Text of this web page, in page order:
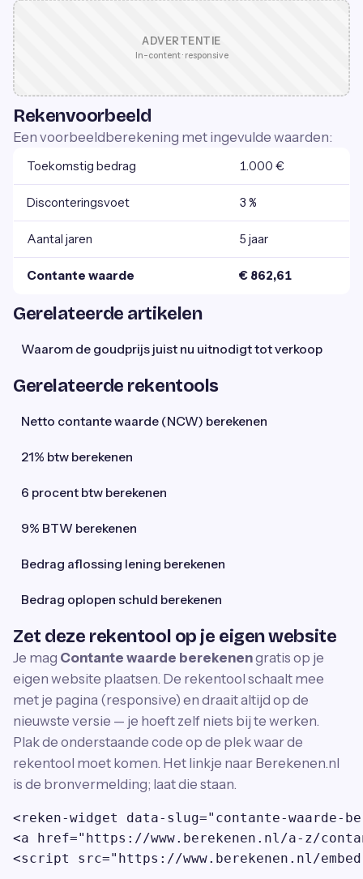
ADVERTENTIE
In-content · responsive
Rekenvoorbeeld
Een voorbeeldberekening met ingevulde waarden:
Toekomstig bedrag 1.000 €
Disconteringsvoet 3 %
Aantal jaren 5 jaar
Contante waarde € 862,61
Gerelateerde artikelen
Waarom de goudprijs juist nu uitnodigt tot verkoop
Gerelateerde rekentools
Netto contante waarde (NCW) berekenen
21% btw berekenen
6 procent btw berekenen
9% BTW berekenen
Bedrag aflossing lening berekenen
Bedrag oplopen schuld berekenen
Zet deze rekentool op je eigen website
Je mag Contante waarde berekenengratis op je
eigen website plaatsen. De rekentool schaalt mee
met je pagina (responsive) en draait altijd op de
nieuwste versie — je hoeft zelf niets bij te werken.
Plak de onderstaande code op de plek waar de
rekentool moet komen. Het linkje naar Berekenen.nl
is de bronvermelding; laat die staan.
<reken-widget data-slug="contante-waarde-
<a href="https://www.berekenen.nl/a-z/
<script src="https://www.berekenen.nl/